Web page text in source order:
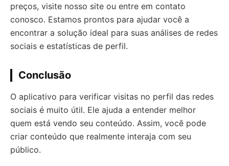
preços, visite nosso site ou entre em contato
conosco. Estamos prontos para ajudar você a
encontrar a solução ideal para suas análises de redes
sociais e estatísticas de perfil.
Conclusão
O aplicativo para verificar visitas no perfil das redes
sociais é muito útil. Ele ajuda a entender melhor
quem está vendo seu conteúdo. Assim, você pode
criar conteúdo que realmente interaja com seu
público.